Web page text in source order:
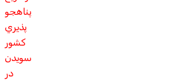
پناهجو
پذيري
کشور
سويدن
در